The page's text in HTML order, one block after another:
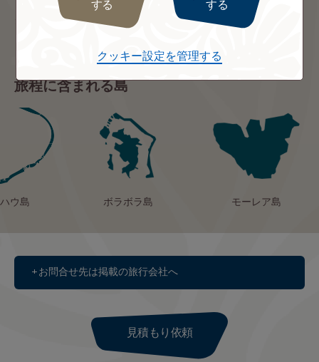
ヒルトン ホテル タヒチ / オーシャンビュー4日間
（スカイ
クルートラベル）
旅程に含まれる島
ウ島 ボラボラ島 モーレア島
お問合せ先は掲載の旅行会社へ
見積もり依頼
する
する
クッキー設定を管理する